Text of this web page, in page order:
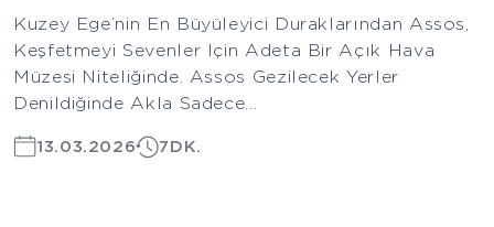
Kuzey Ege’nin En Büyüleyici Duraklarından Assos,
Keşfetmeyi Sevenler Için Adeta Bir Açık Hava
Müzesi Niteliğinde. Assos Gezilecek Yerler
Denildiğinde Akla Sadece...
13.03.2026 7DK.